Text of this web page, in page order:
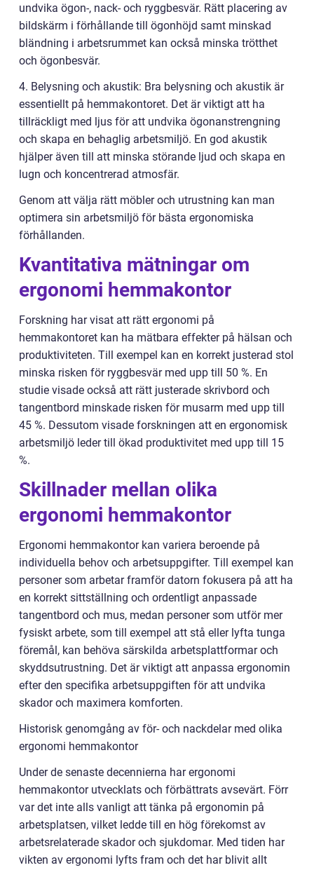
undvika ögon-, nack- och ryggbesvär. Rätt placering av
bildskärm i förhållande till ögonhöjd samt minskad
bländning i arbetsrummet kan också minska trötthet
och ögonbesvär.
4. Belysning och akustik: Bra belysning och akustik är
essentiellt på hemmakontoret. Det är viktigt att ha
tillräckligt med ljus för att undvika ögonanstrengning
och skapa en behaglig arbetsmiljö. En god akustik
hjälper även till att minska störande ljud och skapa en
lugn och koncentrerad atmosfär.
Genom att välja rätt möbler och utrustning kan man
optimera sin arbetsmiljö för bästa ergonomiska
förhållanden.
Kvantitativa mätningar om
ergonomi hemmakontor
Forskning har visat att rätt ergonomi på
hemmakontoret kan ha mätbara effekter på hälsan och
produktiviteten. Till exempel kan en korrekt justerad stol
minska risken för ryggbesvär med upp till 50 %. En
studie visade också att rätt justerade skrivbord och
tangentbord minskade risken för musarm med upp till
45 %. Dessutom visade forskningen att en ergonomisk
arbetsmiljö leder till ökad produktivitet med upp till 15
%.
Skillnader mellan olika
ergonomi hemmakontor
Ergonomi hemmakontor kan variera beroende på
individuella behov och arbetsuppgifter. Till exempel kan
personer som arbetar framför datorn fokusera på att ha
en korrekt sittställning och ordentligt anpassade
tangentbord och mus, medan personer som utför mer
fysiskt arbete, som till exempel att stå eller lyfta tunga
föremål, kan behöva särskilda arbetsplattformar och
skyddsutrustning. Det är viktigt att anpassa ergonomin
efter den specifika arbetsuppgiften för att undvika
skador och maximera komforten.
Historisk genomgång av för- och nackdelar med olika
ergonomi hemmakontor
Under de senaste decennierna har ergonomi
hemmakontor utvecklats och förbättrats avsevärt. Förr
var det inte alls vanligt att tänka på ergonomin på
arbetsplatsen, vilket ledde till en hög förekomst av
arbetsrelaterade skador och sjukdomar. Med tiden har
vikten av ergonomi lyfts fram och det har blivit allt